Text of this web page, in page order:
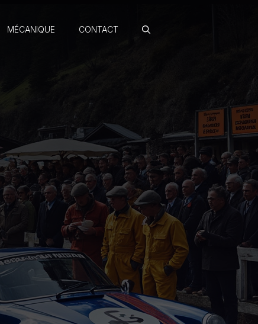
MÉCANIQUE CONTACT